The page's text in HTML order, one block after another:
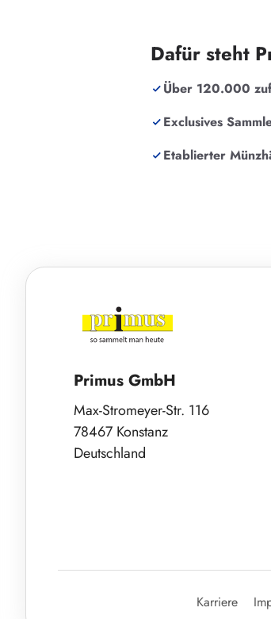
Dafür steht
Über 120.000
Exclusives
Etablierter
Primus GmbH
Max-Stromeyer-Str. 116
78467 Konstanz
Deutschland
Karriere